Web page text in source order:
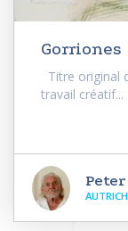
Gorriones
Titre original
travail créatif...